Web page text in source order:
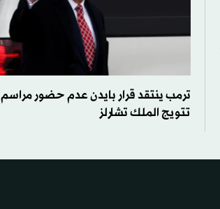
ترمب ينتقد قرار بايدن عدم حضور مراسم
تتويج الملك تشارلز